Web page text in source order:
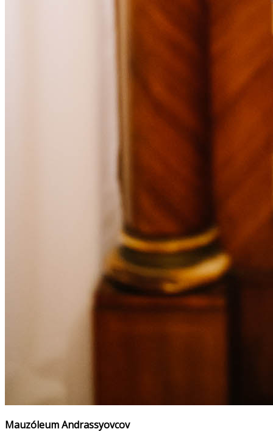
Mauzóleum Andrassyovcov